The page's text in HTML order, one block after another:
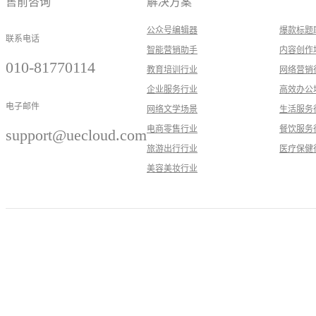
联系电话
010-81770114
电子邮件
support@uecloud.com
公众号编辑器
爆款标题
智能营销助手
内容创作
教育培训行业
网络营销
企业服务行业
高效办公
网络文学场景
生活服务
电商零售行业
餐饮服务
旅游出行行业
医疗保健
美容美妆行业